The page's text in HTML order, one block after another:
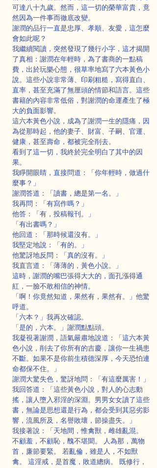
可達八十九歲。然而，這一切的榮華富貴，竟
然因為一件事而徹底改變。
謝潤的品行一直是忠厚、孝順、友愛，這怎麼
會如此呢？
我繼續閱讀，突然發現了幾行小字，這才揭開
了真相：謝潤在年輕時，為了書商的一點稿
費，出於玩樂心態，很草率地寫了六本黃色小
說。這些小說非常薄、印刷粗糙，寫得直白、
直率，甚至充滿了無厘頭的情節和語言。這些
書籍的內容非常低俗，對謝潤的命運產生了極
大的負面影響。
這六本黃色小說，成為了謝潤一生的隱痛，因
為從那時起，他的妻子、財富、子嗣、官運、
健康，甚至壽命，都被完全削去。
看到了這一切，我終於完全明白了其中的因
果。
我睜開眼睛，直接問道：「你年輕時，做過什
麼事？」
謝潤答道：「讀書，總是第一名。」
我再問：「有寫作嗎？」
他答：「有，投稿報刊。」
「有出書嗎？」
他回道：「那時候還沒有。」
我堅定地說：「有的。」
他驚訝地反問：「真的沒有。」
我直言道：「薄薄的，黃色小說。」
這時，謝潤的嘴巴張得大大的，面孔漲得通
紅，一臉不敢相信的神情。
「啊！你竟然知道，果然有，果然有。」他驚
呼道。
「六本？」我再次確認。
「是的，六本。」謝潤點點頭。
我凝視著謝潤，語氣嚴肅地說道：「這六本黃
色小說，削去了你所有的吉慶，讓你一生禍患
不斷。如果不是你前生積德深厚，今天恐怕連
命都保不住。」
謝潤大驚失色，驚訝地問：「有這麼厲害！」
我回答道：「這些黃色小說，對人的心志動
搖，讓人墮入邪淫的深淵。男男女女讀了這些
書，無論是思想還是行為，都会受到其惡劣影
響，流風所及，名譽敗壞，節操盡失。」
我接著說：「天地間，惟禽獸，雌雄亂混。
不顧羞，不顧恥，醜不堪聞。 人為那，萬物
首，廉節要緊。 若亂倫，雖是人，不如獸
禽。 這淫戒，是首魔，敗道總病。 既修行，